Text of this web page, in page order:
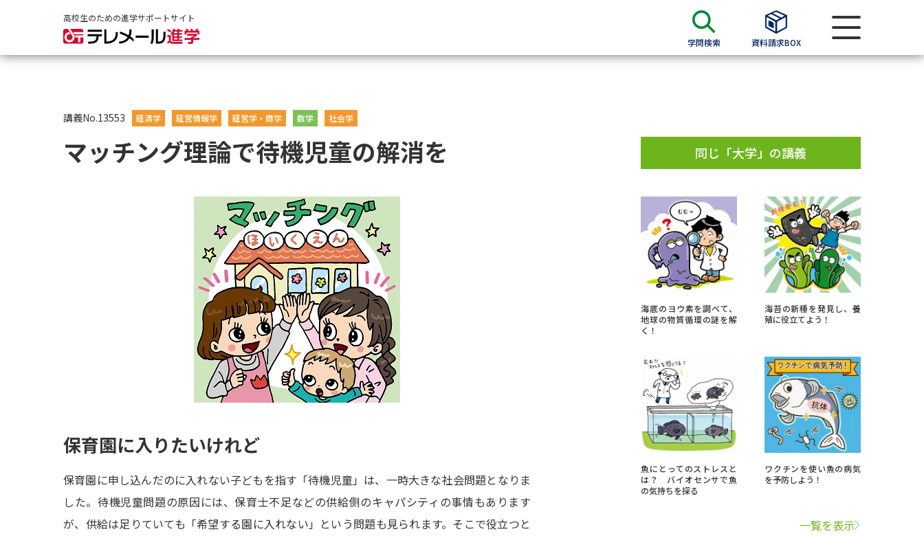
高校生のための進学サポートサイト
学問検索 資料請求BOX
大学・短大の資料種類から請求
過去問題集
留学・進学関連、塾・予備校
大学入学共通テスト「受験上の配慮案内」の請求
小学校教員資格認定試験
大学検索
大学で学べる内容や特徴を調べる
新増設大学・学部・学科特集
講義No.13553 経済学 経営情報学 経営学・商学 数学 社会学
マッチング理論で待機児童の解消を
保育園に入りたいけれど
保育園に申し込んだのに入れない子どもを指す「待機児童」は、一時大きな社会問題となりま
した。待機児童問題の原因には、保育士不足などの供給側のキャパシティの事情もあります
が、供給は足りていても「希望する園に入れない」という問題も見られます。そこで役立つと
同じ「大学」の講義
海底のヨウ素を調べて、
地球の物質循環の謎を解
く！
海苔の新種を発見し、養
殖に役立てよう！
魚にとってのストレスと
は？ バイオセンサで魚
の気持ちを探る
ワクチンを使い魚の病気
を予防しよう！
一覧を表示